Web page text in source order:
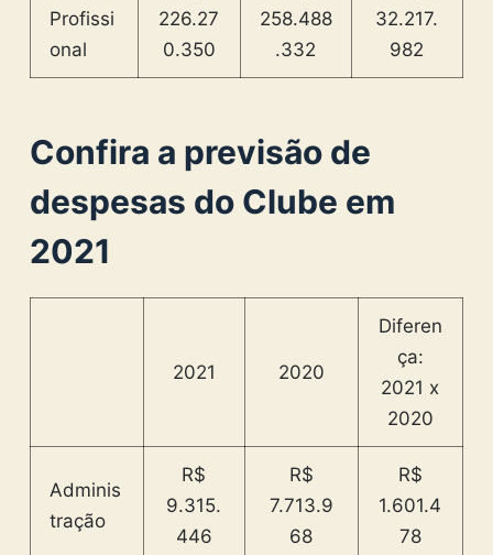
Profissi
onal
226.27
0.350
258.488
.332
32.217.
982
Confira a previsão de
despesas do Clube em
2021
2021 2020
Diferen
ça:
2021 x
2020
Adminis
tração
R$
9.315.
446
R$
7.713.9
68
R$
1.601.4
78